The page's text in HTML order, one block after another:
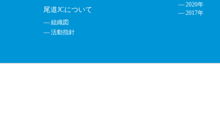
尾道JCについて
組織図
活動指針
2020年
2017年